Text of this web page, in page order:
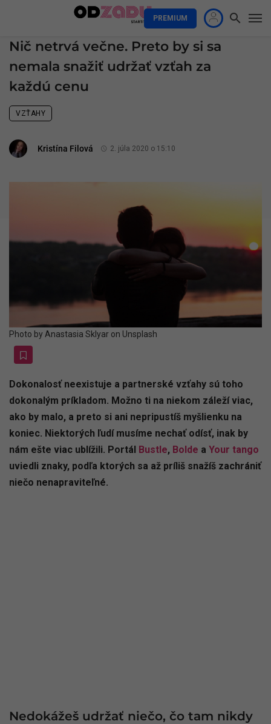
PREMIUM
Nič netrvá večne. Preto by si sa
nemala snažiť udržať vzťah za
každú cenu
VZŤAHY
Kristína Filová 2. júla 2020 o 15:10
Photo by Anastasia Sklyar on Unsplash
Dokonalosť neexistuje a partnerské vzťahy sú toho
dokonalým príkladom. Možno ti na niekom záleží viac,
ako by malo, a preto si ani nepripustíš myšlienku na
koniec. Niektorých ľudí musíme nechať odísť, inak by
nám ešte viac ublížili. Portál
Bustle, Bolde a Your tango
uviedli znaky, podľa ktorých sa až príliš snažíš zachrániť
niečo nenapraviteľné.
Nedokážeš udržať niečo, čo tam nikdy